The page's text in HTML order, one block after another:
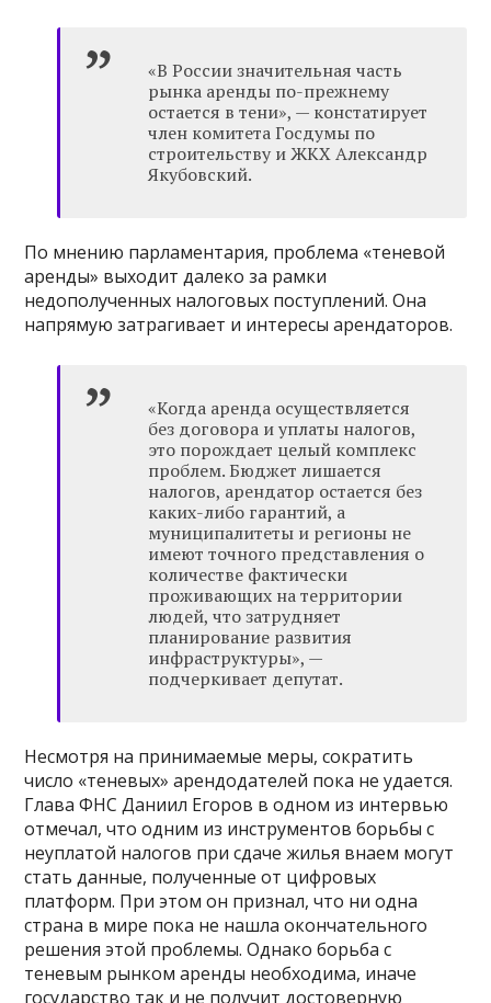
«В России значительная часть
рынка аренды по-прежнему
остается в тени», — констатирует
член комитета Госдумы по
строительству и ЖКХ Александр
Якубовский.
По мнению парламентария, проблема «теневой
аренды» выходит далеко за рамки
недополученных налоговых поступлений. Она
напрямую затрагивает и интересы арендаторов.
«Когда аренда осуществляется
без договора и уплаты налогов,
это порождает целый комплекс
проблем. Бюджет лишается
налогов, арендатор остается без
каких-либо гарантий, а
муниципалитеты и регионы не
имеют точного представления о
количестве фактически
проживающих на территории
людей, что затрудняет
планирование развития
инфраструктуры», —
подчеркивает депутат.
Несмотря на принимаемые меры, сократить
число «теневых» арендодателей пока не удается.
Глава ФНС Даниил Егоров в одном из интервью
отмечал, что одним из инструментов борьбы с
неуплатой налогов при сдаче жилья внаем могут
стать данные, полученные от цифровых
платформ. При этом он признал, что ни одна
страна в мире пока не нашла окончательного
решения этой проблемы. Однако борьба с
теневым рынком аренды необходима, иначе
государство так и не получит достоверную